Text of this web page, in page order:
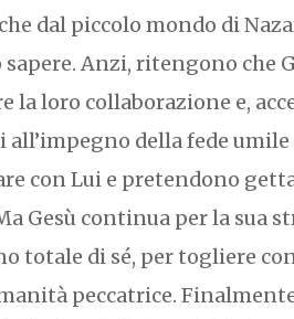
dal piccolo mondo di
Anzi, ritengono che
la loro collaborazione e,
della fede
con Lui e pretendono
Gesù continua per la sua
totale di sé, per togliere
peccatrice.